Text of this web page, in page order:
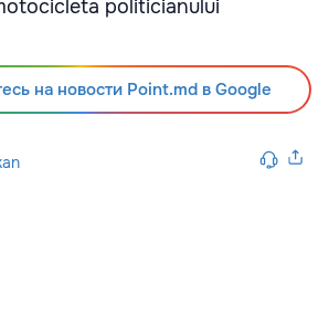
на новости Point.md в Google